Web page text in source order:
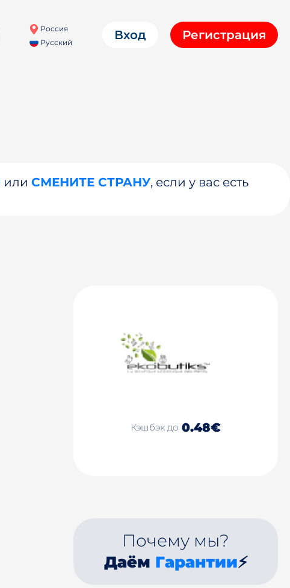
Россия
Русский
Вход Регистрация
или СМЕНИТЕ СТРАНУ, если у вас есть
Кэшбэк до 0.48€
Почему мы?
Даём Гарантии⚡